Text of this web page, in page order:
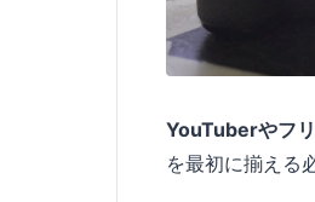
YouTuberやフ
を最初に揃える